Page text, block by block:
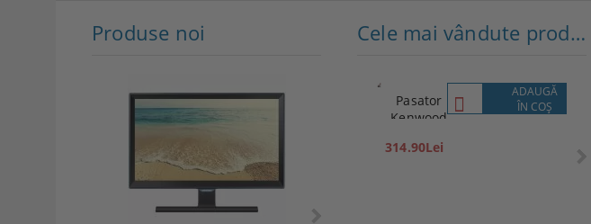
Produse noi Cele mai vândute produse
Pasator
Kenwood
314.90Lei
ADAUGĂ
ÎN COŞ